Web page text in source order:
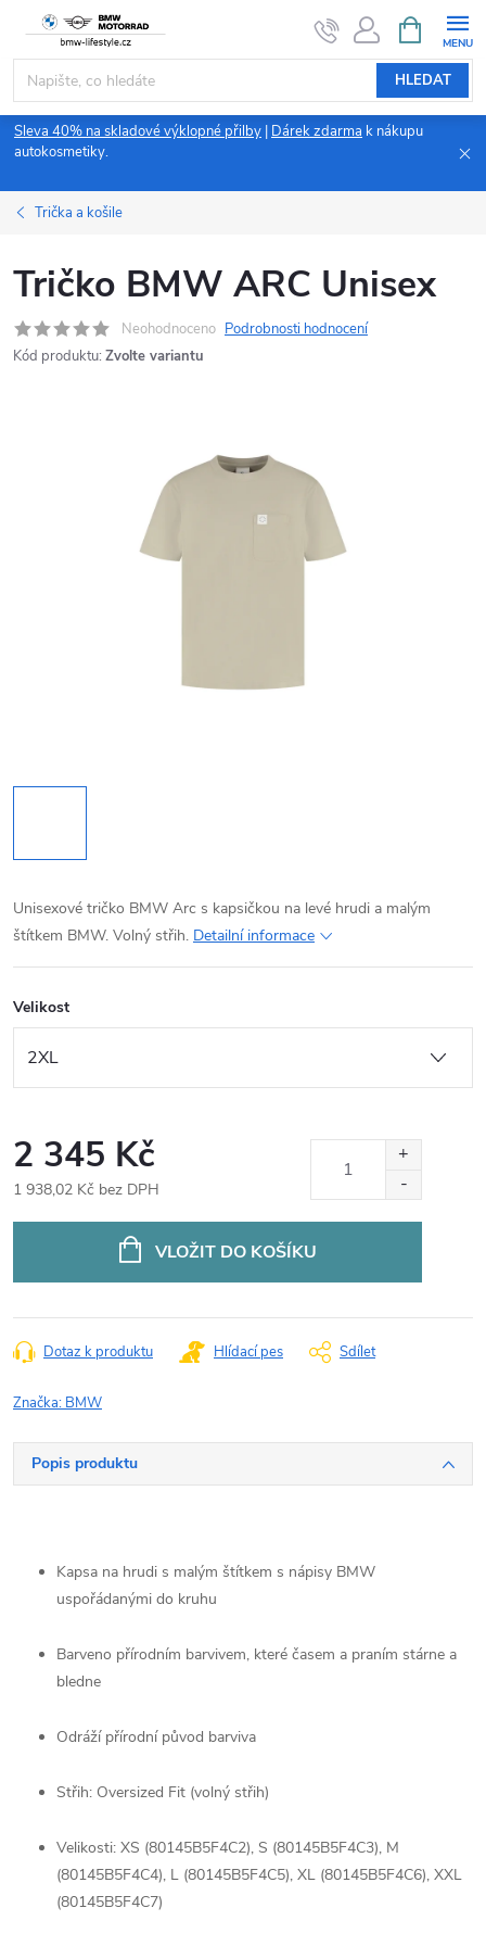
obsah
HLEDAT
NÁKUPNÍ
KOŠÍK
Sleva 40% na skladové výklopné přilby Dárek zdarma k nákupu
autokosmetiky.
Trička a košile
Tričko BMW ARC Unisex
Neohodnoceno Podrobnosti hodnocení
Kód produktu: Zvolte variantu
Unisexové tričko BMW Arc s kapsičkou na levé hrudi a malým
štítkem BMW. Volný střih. Detailní informace
Velikost
2 345 Kč
1 938,02 Kč bez DPH
VLOŽIT DO KOŠÍKU
Dotaz k produktu Hlídací pes Sdílet
Značka: BMW
Popis produktu
Kapsa na hrudi s malým štítkem s nápisy BMW
uspořádanými do kruhu
Barveno přírodním barvivem, které časem a praním stárne a
bledne
Odráží přírodní původ barviva
Střih: Oversized Fit (volný střih)
Velikosti: XS (80145B5F4C2), S (80145B5F4C3), M
(80145B5F4C4), L (80145B5F4C5), XL (80145B5F4C6), XXL
(80145B5F4C7)